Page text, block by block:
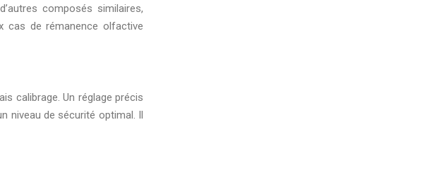
composés similaires,
cas de rémanence olfactive
calibrage. Un réglage précis
niveau de sécurité optimal. Il